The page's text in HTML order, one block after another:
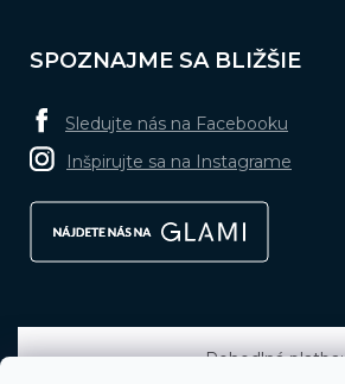
SPOZNAJME SA BLIŽŠIE
Sledujte nás na Facebooku
Inšpirujte sa na Instagrame
Pohodlná platba: